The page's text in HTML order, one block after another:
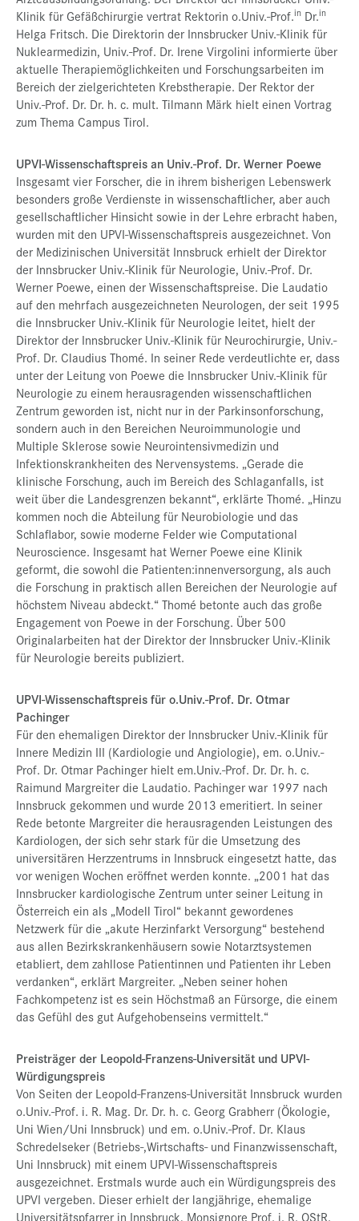
Klinik für Gefäßchirurgie vertrat Rektorin o.Univ.-Prof.in Dr.in
Helga Fritsch. Die Direktorin der Innsbrucker Univ.-Klinik für
Nuklearmedizin, Univ.-Prof. Dr. Irene Virgolini informierte über
aktuelle Therapiemöglichkeiten und Forschungsarbeiten im
Bereich der zielgerichteten Krebstherapie. Der Rektor der
Univ.-Prof. Dr. Dr. h. c. mult. Tilmann Märk hielt einen Vortrag
zum Thema Campus Tirol.
UPVI-Wissenschaftspreis an Univ.-Prof. Dr. Werner Poewe
Insgesamt vier Forscher, die in ihrem bisherigen Lebenswerk
besonders große Verdienste in wissenschaftlicher, aber auch
gesellschaftlicher Hinsicht sowie in der Lehre erbracht haben,
wurden mit den UPVI-Wissenschaftspreis ausgezeichnet. Von
der Medizinischen Universität Innsbruck erhielt der Direktor
der Innsbrucker Univ.-Klinik für Neurologie, Univ.-Prof. Dr.
Werner Poewe, einen der Wissenschaftspreise. Die Laudatio
auf den mehrfach ausgezeichneten Neurologen, der seit 1995
die Innsbrucker Univ.-Klinik für Neurologie leitet, hielt der
Direktor der Innsbrucker Univ.-Klinik für Neurochirurgie, Univ.-
Prof. Dr. Claudius Thomé. In seiner Rede verdeutlichte er, dass
unter der Leitung von Poewe die Innsbrucker Univ.-Klinik für
Neurologie zu einem herausragenden wissenschaftlichen
Zentrum geworden ist, nicht nur in der Parkinsonforschung,
sondern auch in den Bereichen Neuroimmunologie und
Multiple Sklerose sowie Neurointensivmedizin und
Infektionskrankheiten des Nervensystems. „Gerade die
klinische Forschung, auch im Bereich des Schlaganfalls, ist
weit über die Landesgrenzen bekannt“, erklärte Thomé. „Hinzu
kommen noch die Abteilung für Neurobiologie und das
Schlaflabor, sowie moderne Felder wie Computational
Neuroscience. Insgesamt hat Werner Poewe eine Klinik
geformt, die sowohl die Patienten:innenversorgung, als auch
die Forschung in praktisch allen Bereichen der Neurologie auf
höchstem Niveau abdeckt.“ Thomé betonte auch das große
Engagement von Poewe in der Forschung. Über 500
Originalarbeiten hat der Direktor der Innsbrucker Univ.-Klinik
für Neurologie bereits publiziert.
UPVI-Wissenschaftspreis für o.Univ.-Prof. Dr. Otmar
Pachinger
Für den ehemaligen Direktor der Innsbrucker Univ.-Klinik für
Innere Medizin III (Kardiologie und Angiologie), em. o.Univ.-
Prof. Dr. Otmar Pachinger hielt em.Univ.-Prof. Dr. Dr. h. c.
Raimund Margreiter die Laudatio. Pachinger war 1997 nach
Innsbruck gekommen und wurde 2013 emeritiert. In seiner
Rede betonte Margreiter die herausragenden Leistungen des
Kardiologen, der sich sehr stark für die Umsetzung des
universitären Herzzentrums in Innsbruck eingesetzt hatte, das
vor wenigen Wochen eröffnet werden konnte. „2001 hat das
Innsbrucker kardiologische Zentrum unter seiner Leitung in
Österreich ein als „Modell Tirol“ bekannt gewordenes
Netzwerk für die „akute Herzinfarkt Versorgung“ bestehend
aus allen Bezirkskrankenhäusern sowie Notarztsystemen
etabliert, dem zahllose Patientinnen und Patienten ihr Leben
verdanken“, erklärt Margreiter. „Neben seiner hohen
Fachkompetenz ist es sein Höchstmaß an Fürsorge, die einem
das Gefühl des gut Aufgehobenseins vermittelt.“
Preisträger der Leopold-Franzens-Universität und UPVI-
Würdigungspreis
Von Seiten der Leopold-Franzens-Universität Innsbruck wurden
o.Univ.-Prof. i. R. Mag. Dr. Dr. h. c. Georg Grabherr (Ökologie,
Uni Wien/Uni Innsbruck) und em. o.Univ.-Prof. Dr. Klaus
Schredelseker (Betriebs-,Wirtschafts- und Finanzwissenschaft,
Uni Innsbruck) mit einem UPVI-Wissenschaftspreis
ausgezeichnet. Erstmals wurde auch ein Würdigungspreis des
UPVI vergeben. Dieser erhielt der langjährige, ehemalige
Universitätspfarrer in Innsbruck, Monsignore Prof. i. R. OStR.